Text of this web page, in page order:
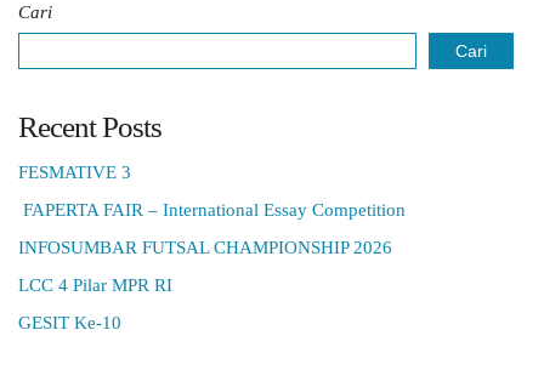
Cari
Cari
Recent Posts
FESMATIVE 3
FAPERTA FAIR – International Essay Competition
INFOSUMBAR FUTSAL CHAMPIONSHIP 2026
LCC 4 Pilar MPR RI
GESIT Ke-10